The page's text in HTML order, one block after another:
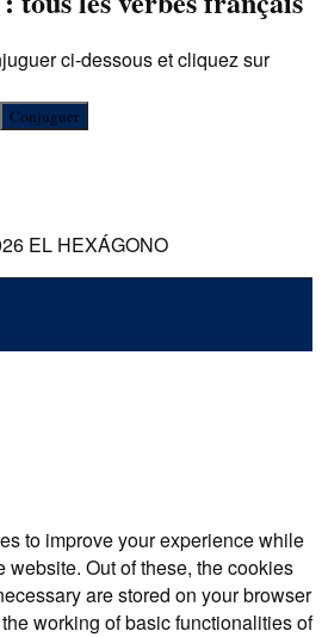
ci-dessous et cliquez sur
EL HEXÁGONO
to improve your experience while
website. Out of these, the cookies
are stored on your browser
working of basic functionalities of